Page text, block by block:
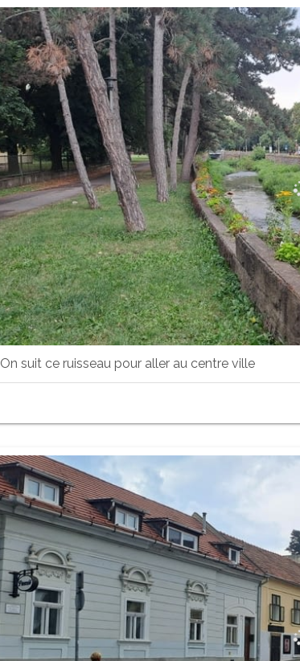
On suit ce ruisseau pour aller au centre ville